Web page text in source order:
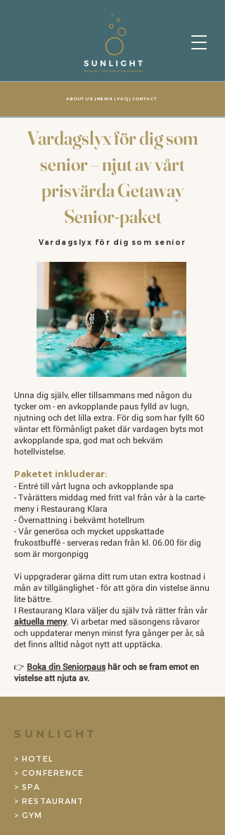
ABOUT US | NEWS | FAQ|CONTACT
Vardagslyx för dig som
senior – njut av vårt
prisvärda Getaway
Senior-paket
Vardagslyx för dig som senior
Unna dig själv, eller tillsammans med någon du
tycker om - en avkopplande paus fylld av lugn,
njutning och det lilla extra. För dig som har fyllt 60
väntar ett förmånligt paket där vardagen byts mot
avkopplande spa, god mat och bekväm
hotellvistelse.
Paketet inkluderar:
- Entré till vårt lugna och avkopplande spa
- Tvårätters middag med fritt val från vår à la carte-
meny i Restaurang Klara
- Övernattning i bekvämt hotellrum
- Vår generösa och mycket uppskattade
frukostbuffé - serveras redan från kl. 06.00 för dig
som är morgonpigg
Vi uppgraderar gärna ditt rum utan extra kostnad i
mån av tillgänglighet - för att göra din vistelse ännu
lite bättre.
I Restaurang Klara väljer du själv två rätter från vår
aktuella meny. Vi arbetar med säsongens råvaror
och uppdaterar menyn minst fyra gånger per år, så
det finns alltid något nytt att upptäcka.
👉 Boka din Seniorpaushär och se fram emot en
vistelse att njuta av.
SUNLIGHT
> HOTEL
> CONFERENCE
> SPA
> RESTAURANT
> GYM